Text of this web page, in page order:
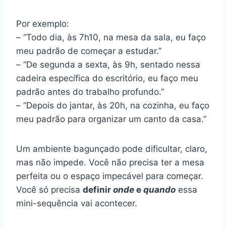
Por exemplo:
– “Todo dia, às 7h10, na mesa da sala, eu faço
meu padrão de começar a estudar.”
– “De segunda a sexta, às 9h, sentado nessa
cadeira específica do escritório, eu faço meu
padrão antes do trabalho profundo.”
– “Depois do jantar, às 20h, na cozinha, eu faço
meu padrão para organizar um canto da casa.”
Um ambiente bagunçado pode dificultar, claro,
mas não impede. Você não precisa ter a mesa
perfeita ou o espaço impecável para começar.
Você só precisa definir onde e quando essa
mini-sequência vai acontecer.